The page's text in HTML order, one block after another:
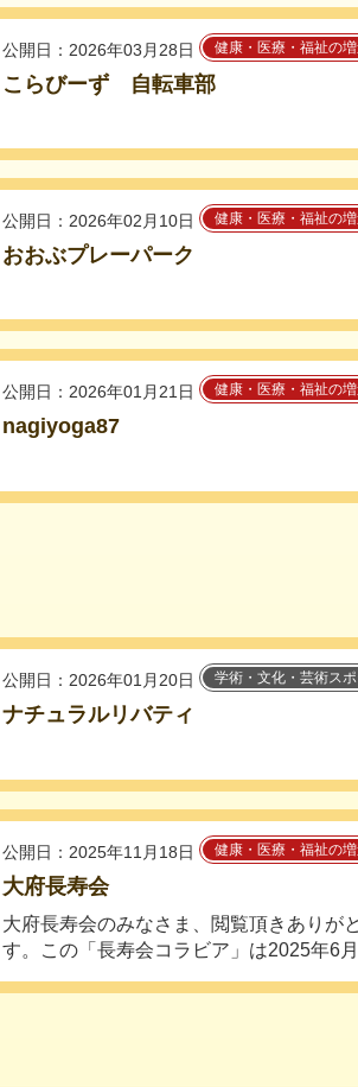
公開日：2026年03月28日 健康・医療・福祉の
こらびーず 自転車部
公開日：2026年02月10日 健康・医療・福祉の
おおぶプレーパーク
公開日：2026年01月21日 健康・医療・福祉の
nagiyoga87
公開日：2026年01月20日 学術・文化・芸術ス
ナチュラルリバティ
公開日：2025年11月18日 健康・医療・福祉の
大府長寿会
大府長寿会のみなさま、閲覧頂きありが
す。この「長寿会コラビア」は2025年6